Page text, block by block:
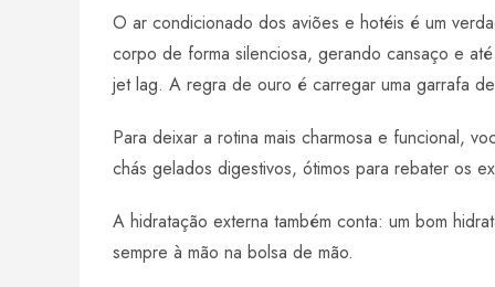
O ar condicionado dos aviões e hotéis é um
corpo de forma silenciosa, gerando cansaço e
jet lag. A regra de ouro é carregar uma garrafa
Para deixar a rotina mais charmosa e funcional,
chás gelados digestivos, ótimos para rebater os
A hidratação externa também conta: um bom
sempre à mão na bolsa de mão.